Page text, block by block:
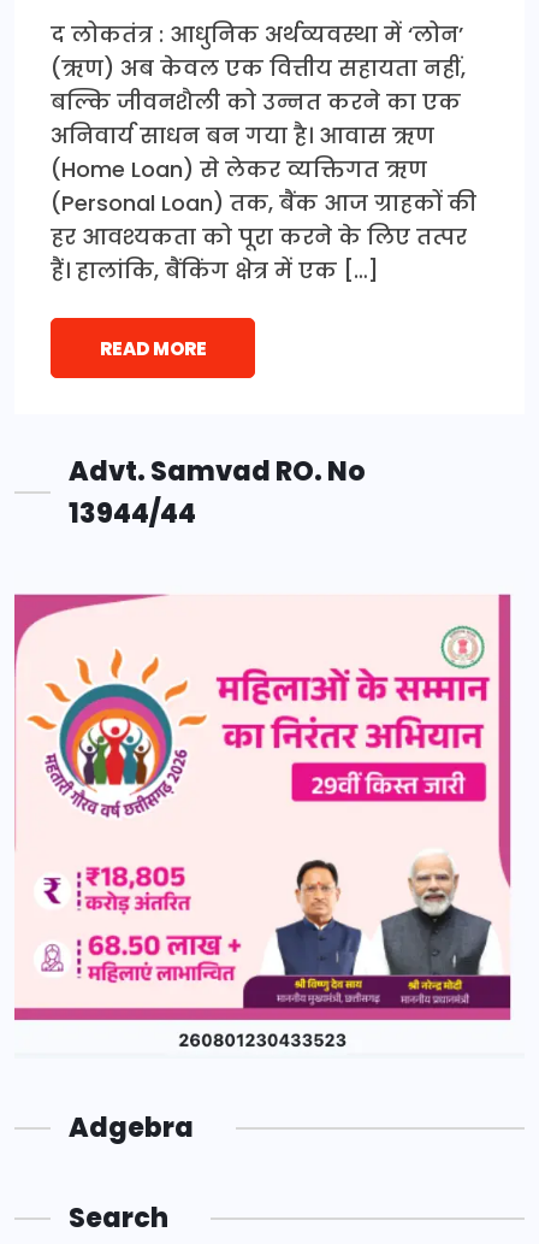
द लोकतंत्र : आधुनिक अर्थव्यवस्था में ‘लोन’
(ऋण) अब केवल एक वित्तीय सहायता नहीं,
बल्कि जीवनशैली को उन्नत करने का एक
अनिवार्य साधन बन गया है। आवास ऋण
(Home Loan) से लेकर व्यक्तिगत ऋण
(Personal Loan) तक, बैंक आज ग्राहकों की
हर आवश्यकता को पूरा करने के लिए तत्पर
हैं। हालांकि, बैंकिंग क्षेत्र में एक […]
READ MORE
Advt. Samvad RO. No
13944/44
Adgebra
Search